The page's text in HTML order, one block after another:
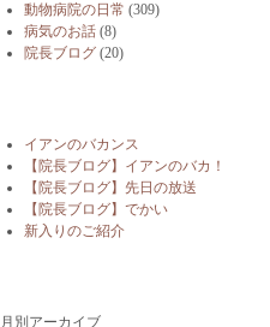
動物病院の日常 (309)
病気のお話 (8)
院長ブログ (20)
イアンのバカンス
【院長ブログ】イアンのバカ！
【院長ブログ】先日の放送
【院長ブログ】でかい
新入りのご紹介
月別アーカイブ